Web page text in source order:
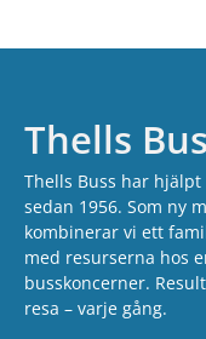
Thells
Thells Buss har
sedan 1956. Som ny
kombinerar vi ett
med resurserna hos
busskoncerner.
resa – varje gång.